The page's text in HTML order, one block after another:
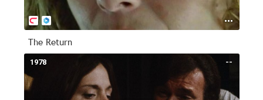
The Return
--
1978